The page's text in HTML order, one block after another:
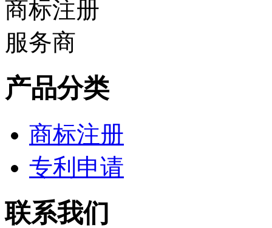
产品分类
商标注册
专利申请
联系我们